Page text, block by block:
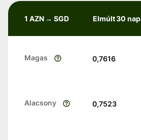
1 AZN → SGD Elmúlt 30 nap
Magas 0,7616
Alacsony 0,7523